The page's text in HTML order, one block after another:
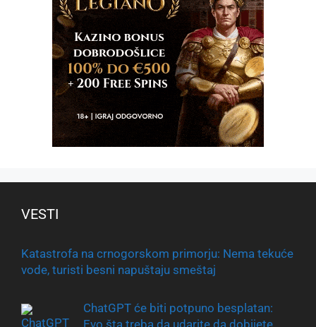
VESTI
Katastrofa na crnogorskom primorju: Nema tekuće
vode, turisti besni napuštaju smeštaj
ChatGPT će biti potpuno besplatan:
Evo šta treba da udarite da dobijete